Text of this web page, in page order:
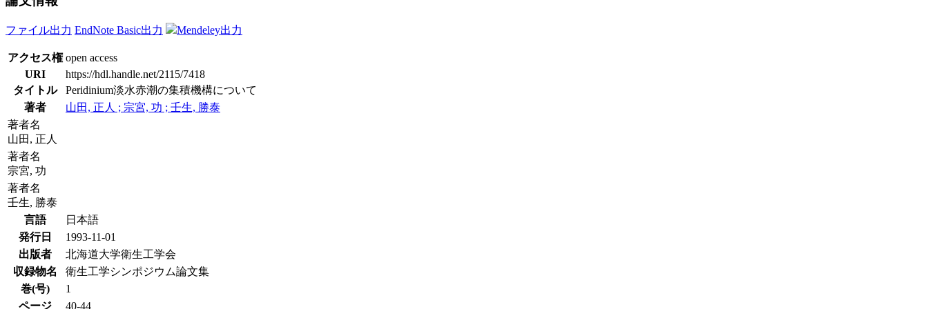
ファイル出力 EndNote Basic出力 Mendeley出力
アクセス権 open access
URI
https://hdl.handle.net/2115/7418
タイトル
Peridinium淡水赤潮の集積機構について
著者
山田, 正人 ; 宗宮, 功 ; 壬生, 勝泰
著者名
山田, 正人
著者名
宗宮, 功
著者名
壬生, 勝泰
言語
日本語
発行日
1993-11-01
出版者
北海道大学衛生工学会
収録物名
衛生工学シンポジウム論文集
巻(号)
1
ページ
40-44